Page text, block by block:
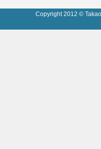
Copyright 2012 ©